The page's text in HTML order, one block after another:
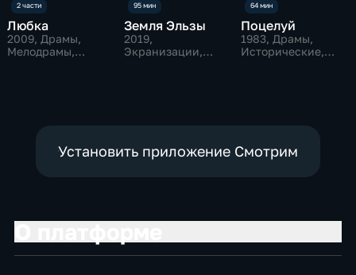
Любка
2009, Драмы,
Мелодрамы,
Земля Эльзы
2019,
Экранизации,
Поцелуй
1983, Драмы,
Исторические,
Установить приложение Смотрим